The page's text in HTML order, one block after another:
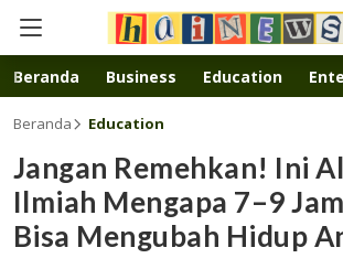
Inspirasi muda karya mandiri
Beranda Business Education
Beranda Education
Jangan Remehkan! Ini
Ilmiah Mengapa 7–9
Bisa Mengubah Hidup